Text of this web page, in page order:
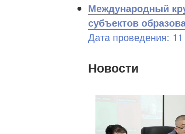
Международный
субъектов
Дата проведения:
Новости